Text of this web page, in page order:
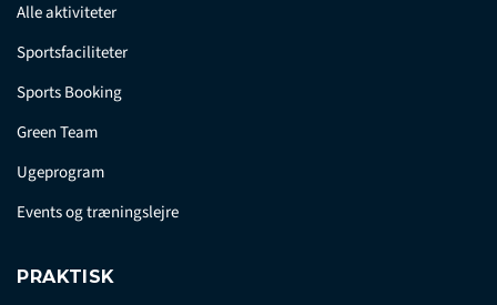
Alle aktiviteter
Sportsfaciliteter
Sports Booking
Green Team
Ugeprogram
Events og træningslejre
PRAKTISK